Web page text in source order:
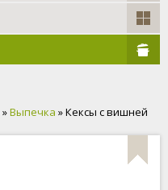
»Выпечка » Кексы с вишней